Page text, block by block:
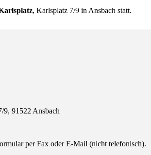
, Karlsplatz 7/9 in Ansbach statt.
9, 91522 Ansbach
per Fax oder E-Mail (nicht telefonisch).